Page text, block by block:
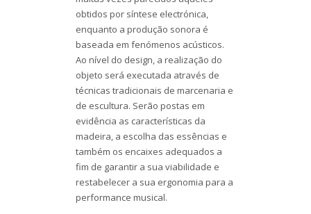
obtidos por síntese electrónica,
enquanto a produção sonora é
baseada em fenómenos acústicos.
Ao nível do design, a realização do
objeto será executada através de
técnicas tradicionais de marcenaria e
de escultura. Serão postas em
evidência as características da
madeira, a escolha das essências e
também os encaixes adequados a
fim de garantir a sua viabilidade e
restabelecer a sua ergonomia para a
performance musical.